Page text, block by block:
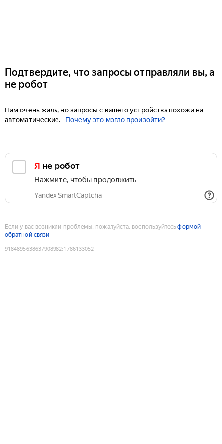
Подтвердите, что запросы отправляли вы, а
не робот
Нам очень жаль, но запросы с вашего устройства похожи на
автоматические.
Почему это могло произойти?
Я не робот
Нажмите, чтобы продолжить
Yandex SmartCaptcha
Если у вас возникли проблемы, пожалуйста, воспользуйтесьформой
обратной связи
9184895638637908982:1786133052